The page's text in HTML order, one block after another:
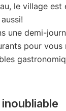
le village est
une demi-
pour vous
inoubliable